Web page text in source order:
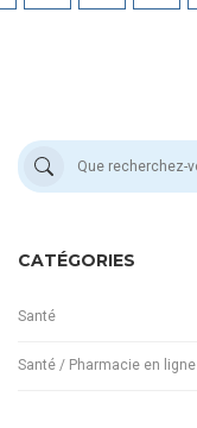
CATÉGORIES
Santé
Santé / Pharmacie en ligne